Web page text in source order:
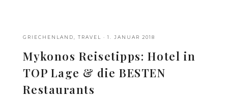
GRIECHENLAND TRAVEL ·1. JANUAR 2018
Mykonos Reisetipps: Hotel in
TOP Lage & die BESTEN
Restaurants